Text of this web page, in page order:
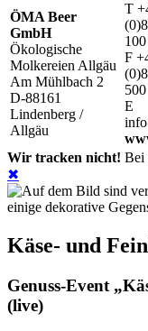
ÖMA Beer
GmbH
Ökologische
Molkereien Allgäu
Am Mühlbach 2
D-88161
Lindenberg /
Allgäu
T
100
F
500
E
Wir tracken nicht! Bei
✖
Käse- und
Genuss-Event
(live)